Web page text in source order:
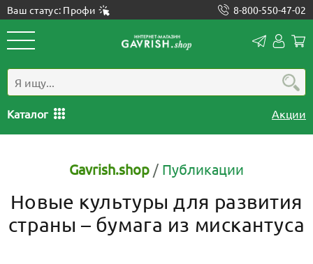
Ваш статус: Профи 8-800-550-47-02
Каталог Акции
Gavrish.shop / Публикации
Новые культуры для развития
страны – бумага из мискантуса